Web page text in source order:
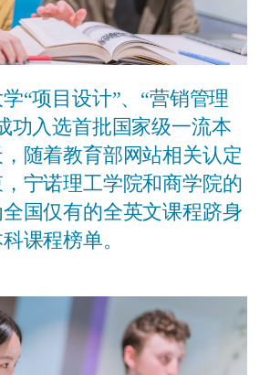
“项目设计”、“营销管理
功入选首批国家级一流本
随着教育部网站相关认定
宁诺理工学院和商学院的
国仅有的全英文课程跻身
课程榜单。